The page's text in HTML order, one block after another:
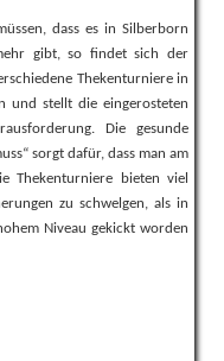
dass es in Silberborn
gibt, so findet sich der
Thekenturniere in
und stellt die eingerosteten
Die gesunde
sorgt dafür, dass man am
Thekenturniere bieten viel
zu schwelgen, als in
Niveau gekickt worden